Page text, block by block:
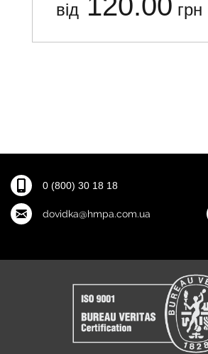
від грн
0 (800) 30 18 18
dovidka@hmpa.com.ua